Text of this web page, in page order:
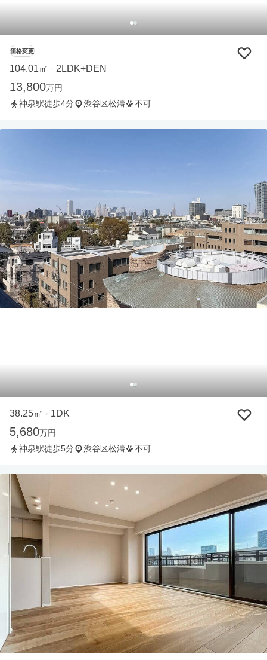
価格変更
104.01㎡ ・ 2LDK+DEN
13,800万円
神泉駅徒歩4分
渋谷区松濤 不可
38.25㎡ ・ 1DK
5,680万円
神泉駅徒歩5分
渋谷区松濤 不可